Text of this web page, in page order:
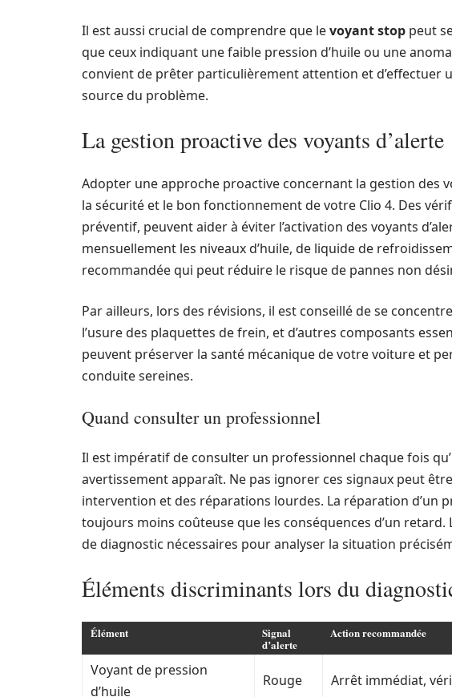
Il est aussi crucial de comprendre que levoyant stop peut
que ceux indiquant une faible pression d’huile ou une
convient de prêter particulièrement attention et d’effectuer
source du problème.
La gestion proactive des voyants d’alerte
Adopter une approche proactive concernant la gestion des
la sécurité et le bon fonctionnement de votre Clio 4. Des
préventif, peuvent aider à éviter l’activation des voyants
mensuellement les niveaux d’huile, de liquide de
recommandée qui peut réduire le risque de pannes non
Par ailleurs, lors des révisions, il est conseillé de se
l’usure des plaquettes de frein, et d’autres composants
peuvent préserver la santé mécanique de votre voiture et
conduite sereines.
Quand consulter un professionnel
Il est impératif de consulter un professionnel chaque fois
avertissement apparaît. Ne pas ignorer ces signaux peut
intervention et des réparations lourdes. La réparation d’un
toujours moins coûteuse que les conséquences d’un
de diagnostic nécessaires pour analyser la situation
Éléments discriminants lors du
Élément Signal
d’alerte
Action recommandée
Voyant de pression
d’huile
Rouge Arrêt immédiat,